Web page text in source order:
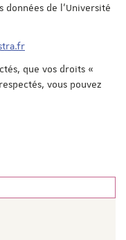
données de l'Université
que vos droits «
vous pouvez